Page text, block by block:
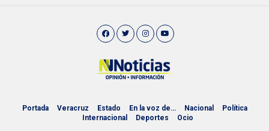
Portada Veracruz Estado En la voz de… Nacional
Política
Internacional
Deportes Ocio